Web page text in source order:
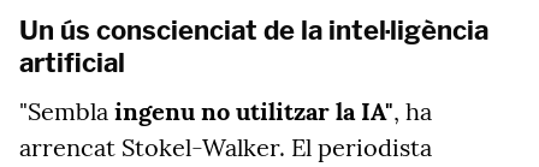
Un ús conscienciat de la intel·ligència
artificial
"Sembla ingenu no utilitzar la IA", ha
arrencat Stokel-Walker. El periodista